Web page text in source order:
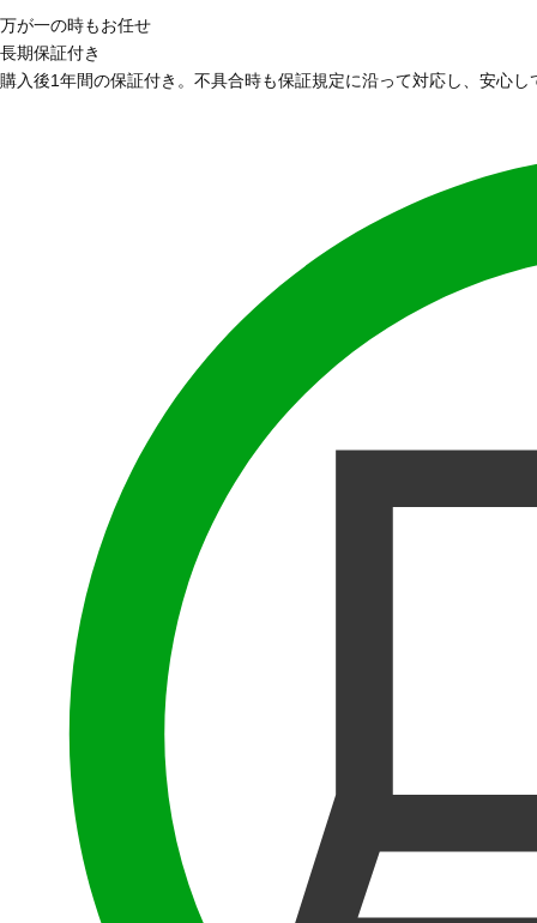
万が一の時もお任せ
長期保証付き
購入後1年間の保証付き。不具合時も保証規定に沿って対応し、安心